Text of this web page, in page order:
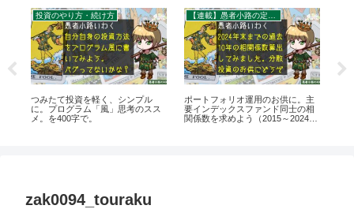
投資のやり方・続け方
つみたて投資を軽く、シンプル
に。プログラム「風」思考のスス
メ。を400字で。
ポートフォリオ運用のお供に。主
要インデックスファンド同士の相
関係数を求めよう（2015～2024年
zak0094_touraku